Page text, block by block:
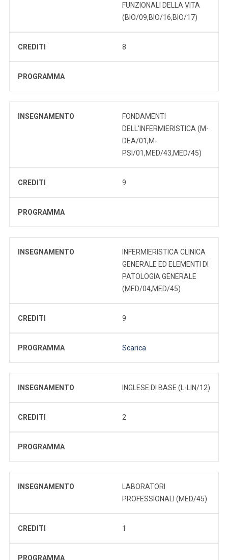
FUNZIONALI DELLA VITA
(BIO/09,BIO/16,BIO/17)
CREDITI 8
PROGRAMMA
INSEGNAMENTO
FONDAMENTI
DELL'INFERMIERISTICA (M-
DEA/01,M-
PSI/01,MED/43,MED/45)
CREDITI 9
PROGRAMMA
INSEGNAMENTO
INFERMIERISTICA CLINICA
GENERALE ED ELEMENTI DI
PATOLOGIA GENERALE
(MED/04,MED/45)
CREDITI 9
PROGRAMMA Scarica
INSEGNAMENTO INGLESE DI BASE (L-LIN/12)
CREDITI 2
PROGRAMMA
INSEGNAMENTO
LABORATORI
PROFESSIONALI (MED/45)
CREDITI 1
PROGRAMMA